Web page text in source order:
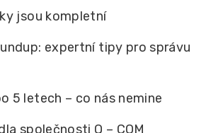
jsou kompletní
expertní tipy pro správu
5 letech – co nás nemine
společnosti Q – COM